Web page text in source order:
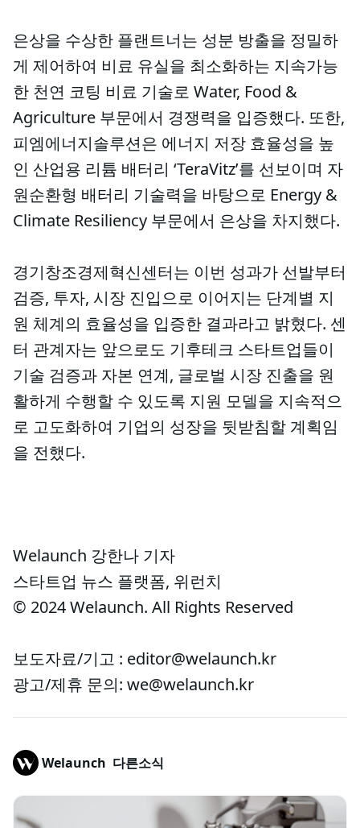
은상을 수상한 플랜트너는 성분 방출을 정밀하
게 제어하여 비료 유실을 최소화하는 지속가능
한 천연 코팅 비료 기술로 Water, Food &
Agriculture 부문에서 경쟁력을 입증했다. 또한,
피엠에너지솔루션은 에너지 저장 효율성을 높
인 산업용 리튬 배터리 ‘TeraVitz’를 선보이며 자
원순환형 배터리 기술력을 바탕으로 Energy &
Climate Resiliency 부문에서 은상을 차지했다.
경기창조경제혁신센터는 이번 성과가 선발부터
검증, 투자, 시장 진입으로 이어지는 단계별 지
원 체계의 효율성을 입증한 결과라고 밝혔다. 센
터 관계자는 앞으로도 기후테크 스타트업들이
기술 검증과 자본 연계, 글로벌 시장 진출을 원
활하게 수행할 수 있도록 지원 모델을 지속적으
로 고도화하여 기업의 성장을 뒷받침할 계획임
을 전했다.
Welaunch 강한나 기자
스타트업 뉴스 플랫폼, 위런치
© 2024 Welaunch. All Rights Reserved
보도자료/기고 : editor@welaunch.kr
광고/제휴 문의: we@welaunch.kr
Welaunch 다른소식